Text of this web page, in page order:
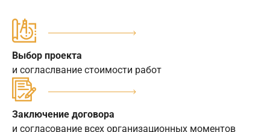
Выбор проекта
и согласлвание стоимости работ
Заключение договора
и согласование всех организационных моментов